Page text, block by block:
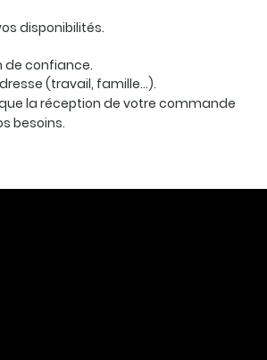
disponibilités.
de confiance.
(travail, famille…).
la réception de votre commande
besoins.